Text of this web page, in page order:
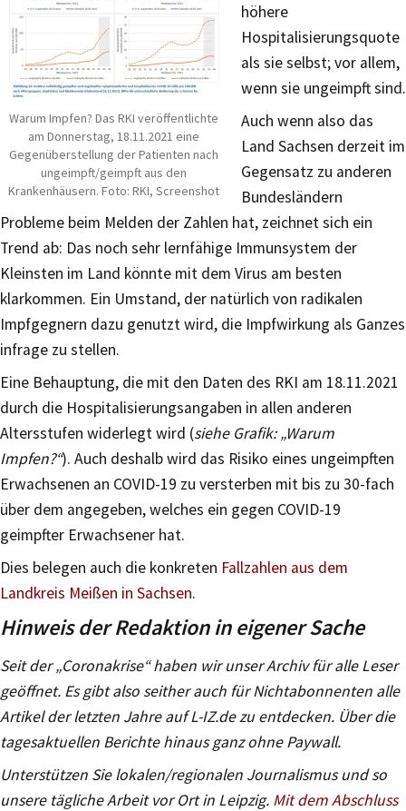
Warum Impfen? Das RKI veröffentlichte
am Donnerstag, 18.11.2021 eine
Gegenüberstellung der Patienten nach
ungeimpft/geimpft aus den
Krankenhäusern. Foto: RKI, Screenshot
höhere
Hospitalisierungsquote
als sie selbst; vor allem,
wenn sie ungeimpft sind.
Auch wenn also das
Land Sachsen derzeit im
Gegensatz zu anderen
Bundesländern
Probleme beim Melden der Zahlen hat, zeichnet sich ein
Trend ab: Das noch sehr lernfähige Immunsystem der
Kleinsten im Land könnte mit dem Virus am besten
klarkommen. Ein Umstand, der natürlich von radikalen
Impfgegnern dazu genutzt wird, die Impfwirkung als Ganzes
infrage zu stellen.
Eine Behauptung, die mit den Daten des RKI am 18.11.2021
durch die Hospitalisierungsangaben in allen anderen
Altersstufen widerlegt wird (siehe Grafik: „Warum
Impfen?“). Auch deshalb wird das Risiko eines ungeimpften
Erwachsenen an COVID-19 zu versterben mit bis zu 30-fach
über dem angegeben, welches ein gegen COVID-19
geimpfter Erwachsener hat.
Dies belegen auch die konkreten Fallzahlen aus dem
Landkreis Meißen in Sachsen.
Hinweis der Redaktion in eigener Sache
Seit der „Coronakrise“ haben wir unser Archiv für alle Leser
geöffnet. Es gibt also seither auch für Nichtabonnenten alle
Artikel der letzten Jahre auf L-IZ.de zu entdecken. Über die
tagesaktuellen Berichte hinaus ganz ohne Paywall.
Unterstützen Sie lokalen/regionalen Journalismus und so
unsere tägliche Arbeit vor Ort in Leipzig. Mit dem Abschluss